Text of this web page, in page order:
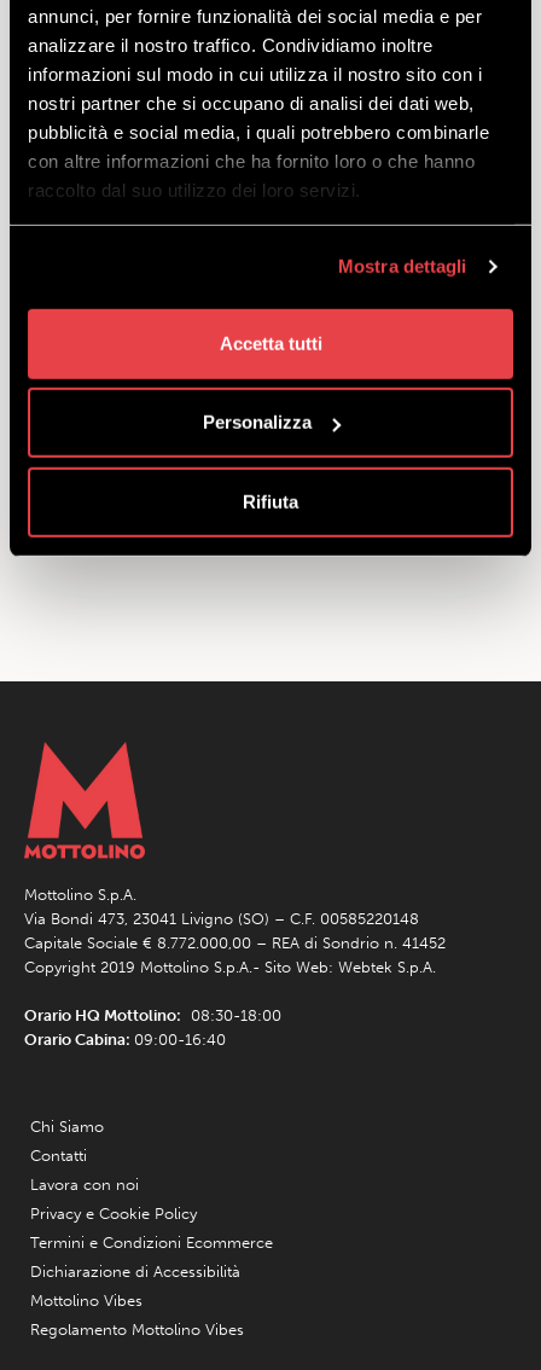
annunci, per fornire funzionalità dei social media e per
analizzare il nostro traffico. Condividiamo inoltre
informazioni sul modo in cui utilizza il nostro sito con i
nostri partner che si occupano di analisi dei dati web,
pubblicità e social media, i quali potrebbero combinarle
con altre informazioni che ha fornito loro o che hanno
raccolto dal suo utilizzo dei loro servizi.
Mostra dettagli
Accetta tutti
Personalizza
Rifiuta
Sabato 24 luglio il Gravita Camp
atterrerà nel nostro Bikepark.
Un'occasione unica per provare
gratuitamente la nuova Gravita Verson, la
scarpa dedicata al downhill dell'azienda
Fizik, e scoprire ogni angolo del nostro
sono le calzature
indossate per girare anche dai nostri trail
SOLO 20 posti disponibili:prenotati
Mottolino S.p.A.
Via Bondi 473, 23041 Livigno (SO) – C.F. 00585220148
Capitale Sociale € 8.772.000,00 – REA di Sondrio n. 41452
Copyright 2019 Mottolino S.p.A.- Sito Web: Webtek S.p.A.
Orario HQ Mottolino: 08:30-18:00
Orario Cabina: 09:00-16:40
Chi Siamo
Contatti
Lavora con noi
Privacy e Cookie Policy
Termini e Condizioni Ecommerce
Dichiarazione di Accessibilità
Mottolino Vibes
Regolamento Mottolino Vibes